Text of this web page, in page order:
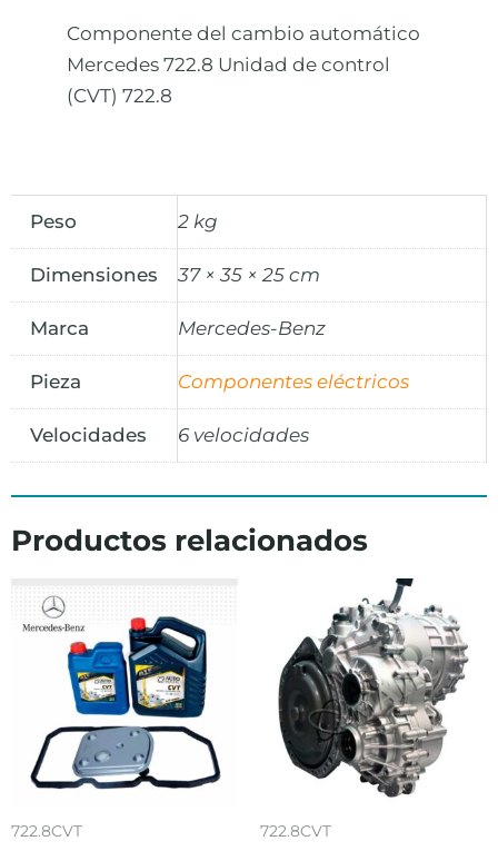
Componente del cambio automático
Mercedes 722.8 Unidad de control
(CVT) 722.8
Peso 2 kg
Dimensiones 37 × 35 × 25 cm
Marca Mercedes-Benz
Pieza Componentes eléctricos
Velocidades 6 velocidades
Productos relacionados
722.8CVT 722.8CVT